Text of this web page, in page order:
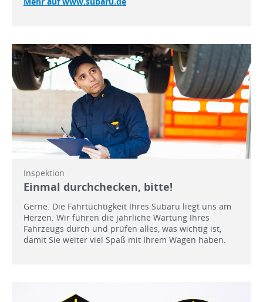
Inspektion
Einmal durchchecken, bitte!
Gerne. Die Fahrtüchtigkeit Ihres Subaru liegt uns am
Herzen. Wir führen die jährliche Wartung Ihres
Fahrzeugs durch und prüfen alles, was wichtig ist,
damit Sie weiter viel Spaß mit Ihrem Wagen haben.